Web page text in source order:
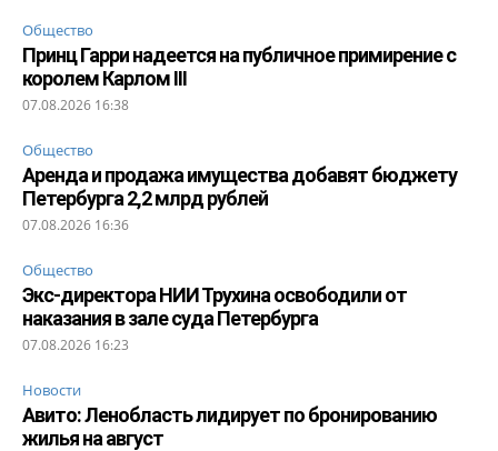
Общество
Принц Гарри надеется на публичное примирение с
королем Карлом III
07.08.2026 16:38
Общество
Аренда и продажа имущества добавят бюджету
Петербурга 2,2 млрд рублей
07.08.2026 16:36
Общество
Экс-директора НИИ Трухина освободили от
наказания в зале суда Петербурга
07.08.2026 16:23
Новости
Авито: Ленобласть лидирует по бронированию
жилья на август